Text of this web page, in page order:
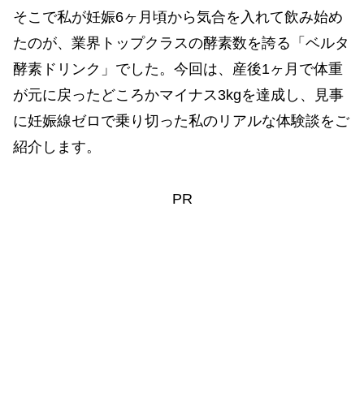
そこで私が妊娠6ヶ月頃から気合を入れて飲み始め
たのが、業界トップクラスの酵素数を誇る「ベルタ
酵素ドリンク」でした。今回は、産後1ヶ月で体重
が元に戻ったどころかマイナス3kgを達成し、見事
に妊娠線ゼロで乗り切った私のリアルな体験談をご
紹介します。
PR